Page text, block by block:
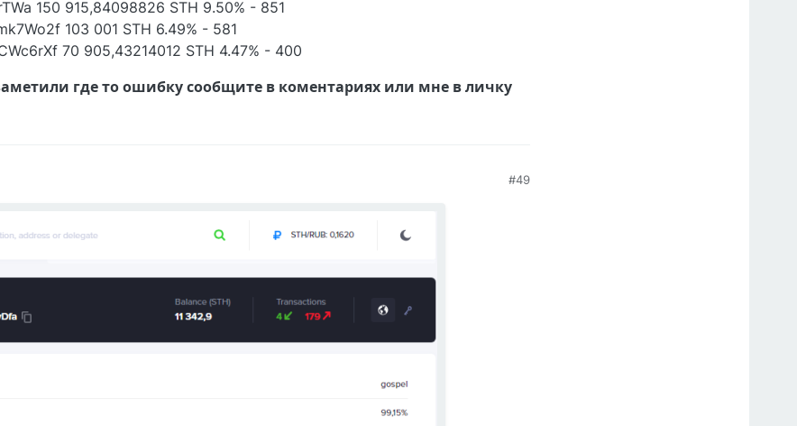
150 915,84098826 STH 9.50% - 851
103 001 STH 6.49% - 581
70 905,43214012 STH 4.47% - 400
где то ошибку сообщите в коментариях или мне в личку
PM
#49